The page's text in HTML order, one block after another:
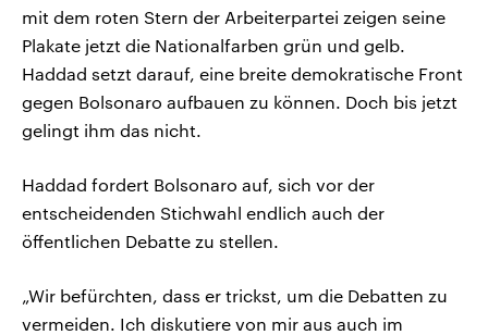
mit dem roten Stern der Arbeiterpartei zeigen seine
Plakate jetzt die Nationalfarben grün und gelb.
Haddad setzt darauf, eine breite demokratische Front
gegen Bolsonaro aufbauen zu können. Doch bis jetzt
gelingt ihm das nicht.
Haddad fordert Bolsonaro auf, sich vor der
entscheidenden Stichwahl endlich auch der
öffentlichen Debatte zu stellen.
„Wir befürchten, dass er trickst, um die Debatten zu
vermeiden. Ich diskutiere von mir aus auch im